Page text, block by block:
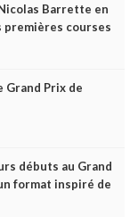
Barrette en
premières courses
Grand Prix de
débuts au Grand
format inspiré de